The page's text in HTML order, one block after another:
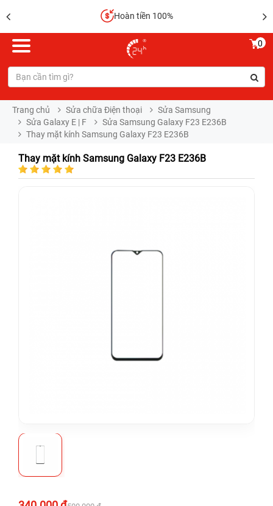
Hoàn tiền 100%
0
Trang chủ Sửa chữa Điện thoại
Sửa Samsung
Sửa Galaxy E | F
Sửa Samsung Galaxy F23 E236B
Thay mặt kính Samsung Galaxy F23 E236B
Thay mặt kính Samsung Galaxy F23 E236B